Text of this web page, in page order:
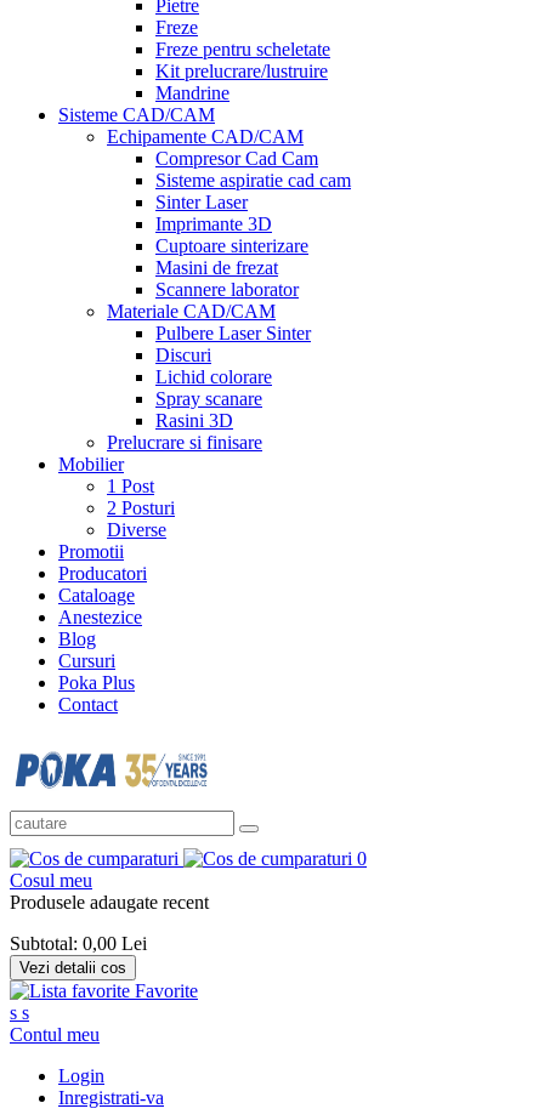
Pietre
Freze
Freze pentru scheletate
Kit prelucrare/lustruire
Mandrine
Sisteme CAD/CAM
Echipamente CAD/CAM
Compresor Cad Cam
Sisteme aspiratie cad cam
Sinter Laser
Imprimante 3D
Cuptoare sinterizare
Masini de frezat
Scannere laborator
Materiale CAD/CAM
Pulbere Laser Sinter
Discuri
Lichid colorare
Spray scanare
Rasini 3D
Prelucrare si finisare
Mobilier
1 Post
2 Posturi
Diverse
Promotii
Producatori
Cataloage
Anestezice
Blog
Cursuri
Poka Plus
Contact
0
Cosul meu
Produsele adaugate recent
Subtotal: 0,00 Lei
Vezi detalii cos
Favorite
s s
Contul meu
Login
Inregistrati-va